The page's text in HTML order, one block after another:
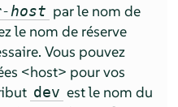
host par le nom de
le nom de réserve
Vous pouvez
<host> pour vos
dev est le nom du